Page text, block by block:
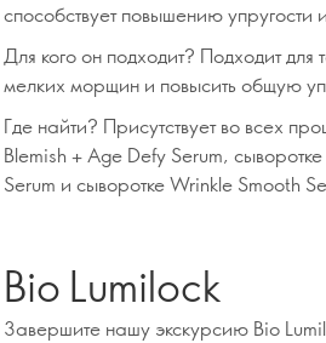
способствует повышению упругости
Для кого он подходит? Подходит для
мелких морщин и повысить общую
Где найти? Присутствует во всех
Blemish + Age Defy Serum,
Serum и сыворотке Wrinkle Smooth
Bio Lumilock
Завершите нашу экскурсию Bio